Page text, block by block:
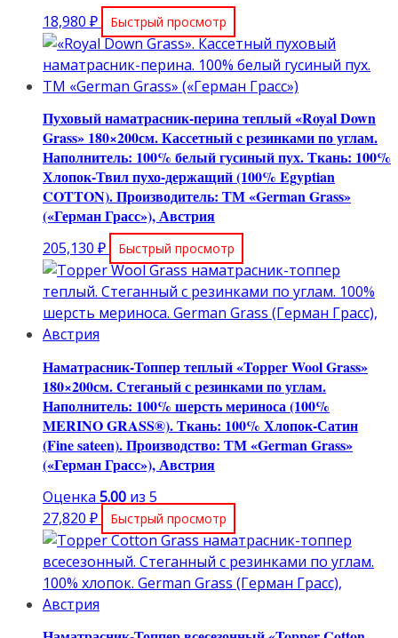
18,980 ₽ Быстрый просмотр
Пуховый наматрасник-перина теплый «Royal Down
Grass» 180×200см. Кассетный c резинками по углам.
Наполнитель: 100% белый гусиный пух. Ткань: 100%
Хлопок-Твил пухо-держащий (100% Egyptian
COTTON). Производитель: ТМ «German Grass»
(«Герман Грасс»), Австрия
205,130 ₽ Быстрый просмотр
Наматрасник-Топпер теплый «Topper Wool Grass»
180×200см. Стеганый с резинками по углам.
Наполнитель: 100% шерсть мериноса (100%
MERINO GRASS®). Ткань: 100% Хлопок-Сатин
(Fine sateen). Производство: ТМ «German Grass»
(«Герман Грасс»), Австрия
Оценка 5.00 из 5
27,820 ₽ Быстрый просмотр